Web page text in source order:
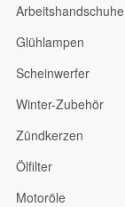
Arbeitshandschuhe
Glühlampen
Scheinwerfer
Winter-Zubehör
Zündkerzen
Ölfilter
Motoröle